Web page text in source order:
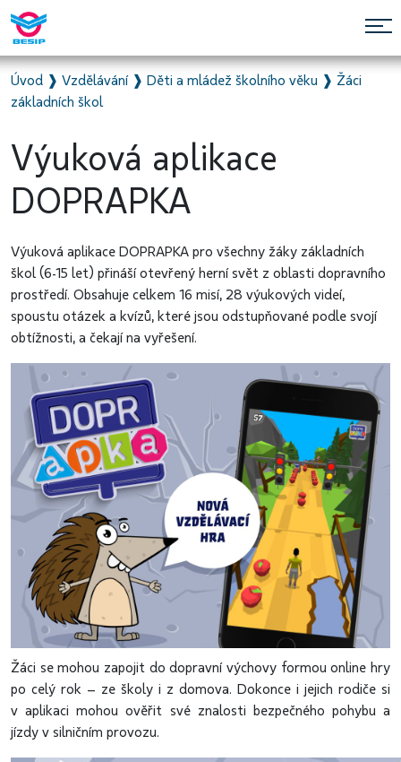
Úvod ❱ Vzdělávání❱ Děti a mládež školního věku ❱ Žáci
základních škol
Výuková aplikace
DOPRAPKA
Výuková aplikace DOPRAPKA pro všechny žáky základních
škol (6-15 let) přináší otevřený herní svět z oblasti dopravního
prostředí. Obsahuje celkem 16 misí, 28 výukových videí,
spoustu otázek a kvízů, které jsou odstupňované podle svojí
obtížnosti, a čekají na vyřešení.
Žáci se mohou zapojit do dopravní výchovy formou online hry
po celý rok – ze školy i z domova. Dokonce i jejich rodiče si
v aplikaci mohou ověřit své znalosti bezpečného pohybu a
jízdy v silničním provozu.